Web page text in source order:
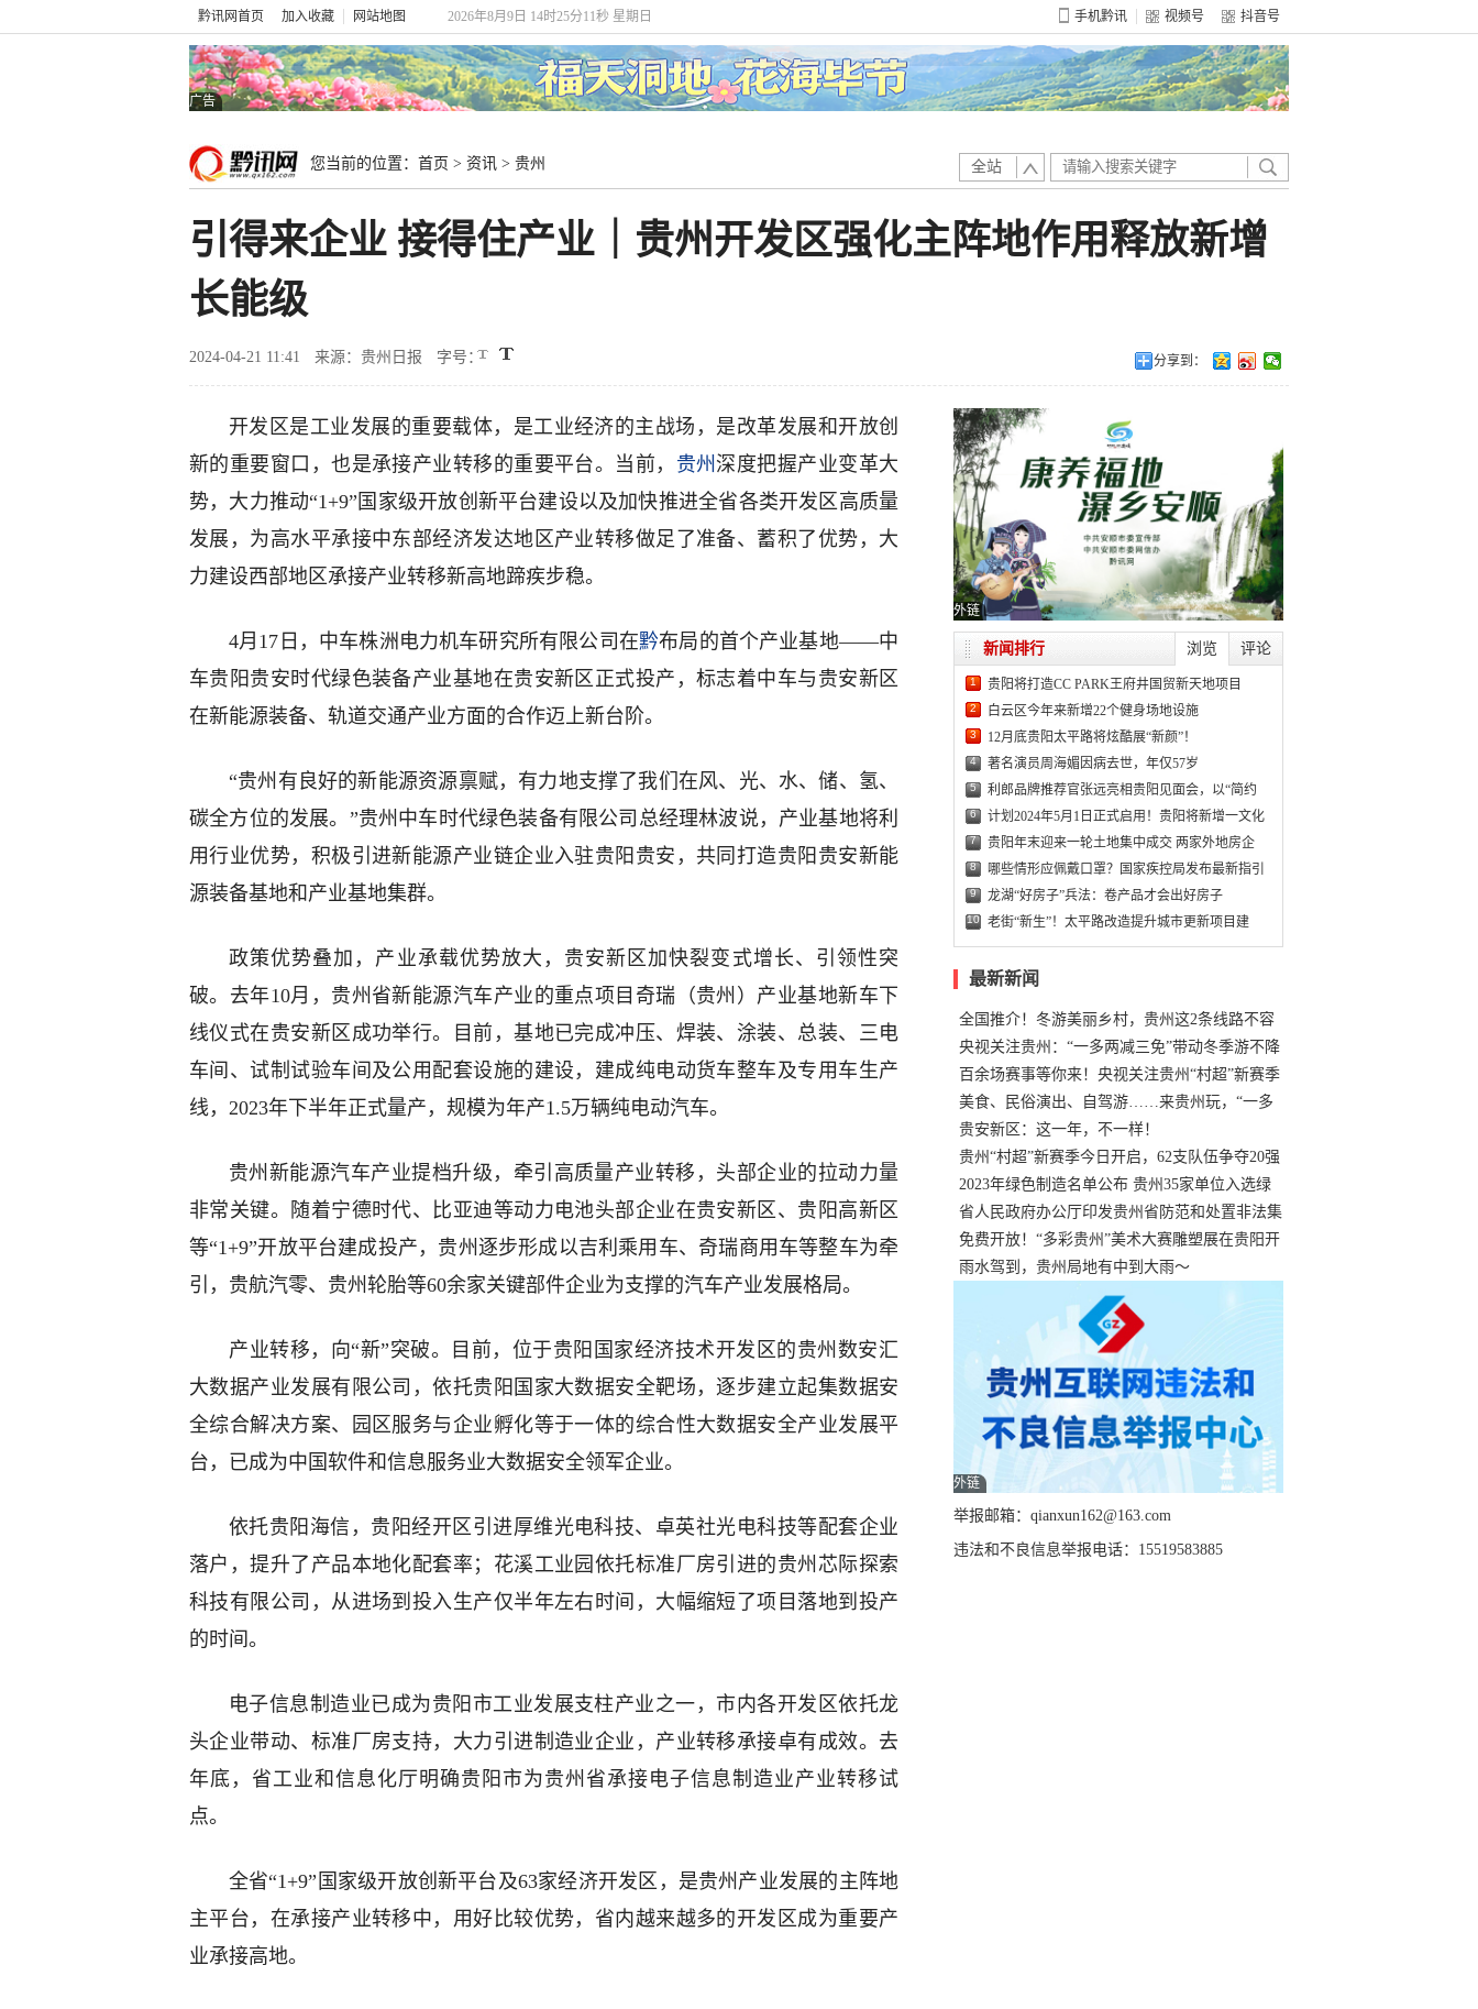
黔讯网首页 加入收藏 网站地图 2026年8月9日 14时25分11秒 星期日 手机黔讯 视频号 抖音号
广告
您当前的位置： 首页 > 资讯 > 贵州 全站
引得来企业 接得住产业｜贵州开发区强化主阵地作用释放新增
长能级
2024-04-21 11:41 来源：贵州日报 字号： 分享到：
开发区是工业发展的重要载体，是工业经济的主战场，是改革发展和开放创
新的重要窗口，也是承接产业转移的重要平台。当前， 贵州 深度把握产业变革大
势，大力推动“1+9”国家级开放创新平台建设以及加快推进全省各类开发区高质量
发展，为高水平承接中东部经济发达地区产业转移做足了准备、蓄积了优势，大
力建设西部地区承接产业转移新高地蹄疾步稳。
4月17日，中车株洲电力机车研究所有限公司在黔布局的首个产业基地——中
车贵阳贵安时代绿色装备产业基地在贵安新区正式投产，标志着中车与贵安新区
在新能源装备、轨道交通产业方面的合作迈上新台阶。
“贵州有良好的新能源资源禀赋，有力地支撑了我们在风、光、水、储、氢、
碳全方位的发展。”贵州中车时代绿色装备有限公司总经理林波说，产业基地将利
用行业优势，积极引进新能源产业链企业入驻贵阳贵安，共同打造贵阳贵安新能
源装备基地和产业基地集群。
政策优势叠加，产业承载优势放大，贵安新区加快裂变式增长、引领性突
破。去年10月，贵州省新能源汽车产业的重点项目奇瑞（贵州）产业基地新车下
线仪式在贵安新区成功举行。目前，基地已完成冲压、焊装、涂装、总装、三电
车间、试制试验车间及公用配套设施的建设，建成纯电动货车整车及专用车生产
线，2023年下半年正式量产，规模为年产1.5万辆纯电动汽车。
贵州新能源汽车产业提档升级，牵引高质量产业转移，头部企业的拉动力量
非常关键。随着宁德时代、比亚迪等动力电池头部企业在贵安新区、贵阳高新区
等“1+9”开放平台建成投产，贵州逐步形成以吉利乘用车、奇瑞商用车等整车为牵
引，贵航汽零、贵州轮胎等60余家关键部件企业为支撑的汽车产业发展格局。
产业转移，向“新”突破。目前，位于贵阳国家经济技术开发区的贵州数安汇
大数据产业发展有限公司，依托贵阳国家大数据安全靶场，逐步建立起集数据安
全综合解决方案、园区服务与企业孵化等于一体的综合性大数据安全产业发展平
台，已成为中国软件和信息服务业大数据安全领军企业。
依托贵阳海信，贵阳经开区引进厚维光电科技、卓英社光电科技等配套企业
落户，提升了产品本地化配套率；花溪工业园依托标准厂房引进的贵州芯际探索
科技有限公司，从进场到投入生产仅半年左右时间，大幅缩短了项目落地到投产
的时间。
电子信息制造业已成为贵阳市工业发展支柱产业之一，市内各开发区依托龙
头企业带动、标准厂房支持，大力引进制造业企业，产业转移承接卓有成效。去
年底，省工业和信息化厅明确贵阳市为贵州省承接电子信息制造业产业转移试
点。
全省“1+9”国家级开放创新平台及63家经济开发区，是贵州产业发展的主阵地
主平台，在承接产业转移中，用好比较优势，省内越来越多的开发区成为重要产
业承接高地。
外链
浏览 评论
新闻排行
1 贵阳将打造CC PARK王府井国贸新天地项目
2 白云区今年来新增22个健身场地设施
3 12月底贵阳太平路将炫酷展“新颜”！
4 著名演员周海媚因病去世，年仅57岁
5 利郎品牌推荐官张远亮相贵阳见面会，以“简约
6 计划2024年5月1日正式启用！贵阳将新增一文化
7 贵阳年末迎来一轮土地集中成交 两家外地房企
8 哪些情形应佩戴口罩？国家疾控局发布最新指引
9 龙湖“好房子”兵法：卷产品才会出好房子
10 老街“新生”！太平路改造提升城市更新项目建
最新新闻
全国推介！冬游美丽乡村，贵州这2条线路不容
错过
央视关注贵州：“一多两减三免”带动冬季游不降
温
百余场赛事等你来！央视关注贵州“村超”新赛季
正式“打响”
美食、民俗演出、自驾游……来贵州玩，“一多
两减三免”！
贵安新区：这一年，不一样！
贵州“村超”新赛季今日开启，62支队伍争夺20强
名额
2023年绿色制造名单公布 贵州35家单位入选绿
色工厂
省人民政府办公厅印发贵州省防范和处置非法集
资工作实施细则
免费开放！“多彩贵州”美术大赛雕塑展在贵阳开
展，持续至1月19日
雨水驾到，贵州局地有中到大雨～
外链
举报邮箱：qianxun162@163.com
违法和不良信息举报电话：15519583885